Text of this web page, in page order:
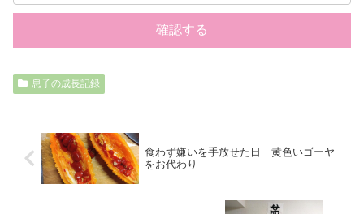
息子の成長記録
食わず嫌いを手放せた日｜黄色いゴーヤ
をお代わり